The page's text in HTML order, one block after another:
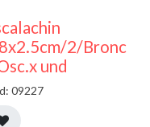
2/Bronc
und
09227